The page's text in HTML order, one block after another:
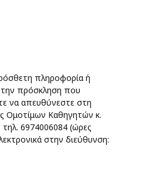
πληροφορία ή
την πρόσκληση που
να απευθύνεστε στη
Ομοτίμων Καθηγητών κ.
6974006084 (ώρες
στην διεύθυνση: